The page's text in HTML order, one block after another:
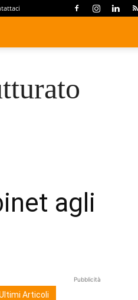
agli
Pubblicità
Articoli